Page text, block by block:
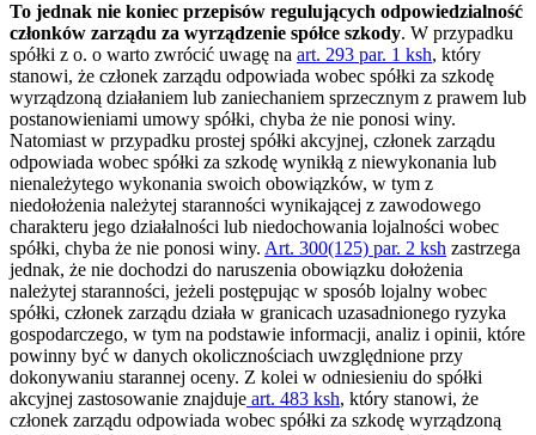
To jednak nie koniec przepisów regulujących odpowiedzialność
członków zarządu za wyrządzenie spółce szkody. W przypadku
spółki z o. o warto zwrócić uwagę na art. 293 par. 1 ksh, który
stanowi, że członek zarządu odpowiada wobec spółki za szkodę
wyrządzoną działaniem lub zaniechaniem sprzecznym z prawem lub
postanowieniami umowy spółki, chyba że nie ponosi winy.
Natomiast w przypadku prostej spółki akcyjnej, członek zarządu
odpowiada wobec spółki za szkodę wynikłą z niewykonania lub
nienależytego wykonania swoich obowiązków, w tym z
niedołożenia należytej staranności wynikającej z zawodowego
charakteru jego działalności lub niedochowania lojalności wobec
spółki, chyba że nie ponosi winy. Art. 300(125) par. 2 ksh zastrzega
jednak, że nie dochodzi do naruszenia obowiązku dołożenia
należytej staranności, jeżeli postępując w sposób lojalny wobec
spółki, członek zarządu działa w granicach uzasadnionego ryzyka
gospodarczego, w tym na podstawie informacji, analiz i opinii, które
powinny być w danych okolicznościach uwzględnione przy
dokonywaniu starannej oceny. Z kolei w odniesieniu do spółki
akcyjnej zastosowanie znajduje art. 483 ksh, który stanowi, że
członek zarządu odpowiada wobec spółki za szkodę wyrządzoną